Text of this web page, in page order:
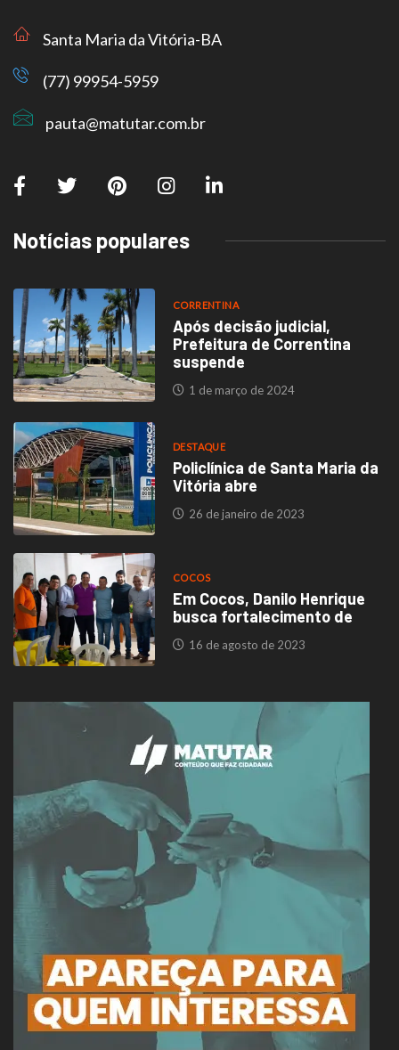
Santa Maria da Vitória-BA
(77) 99954-5959
pauta@matutar.com.br
Notícias populares
CORRENTINA
Após decisão judicial,
Prefeitura de Correntina
suspende
1 de março de 2024
DESTAQUE
Policlínica de Santa Maria da
Vitória abre
26 de janeiro de 2023
COCOS
Em Cocos, Danilo Henrique
busca fortalecimento de
16 de agosto de 2023